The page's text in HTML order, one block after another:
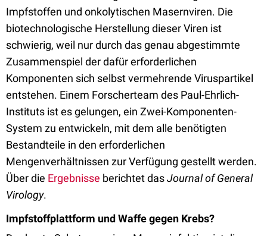
Impfstoffen und onkolytischen Masernviren. Die
biotechnologische Herstellung dieser Viren ist
schwierig, weil nur durch das genau abgestimmte
Zusammenspiel der dafür erforderlichen
Komponenten sich selbst vermehrende Viruspartikel
entstehen. Einem Forscherteam des Paul-Ehrlich-
Instituts ist es gelungen, ein Zwei-Komponenten-
System zu entwickeln, mit dem alle benötigten
Bestandteile in den erforderlichen
Mengenverhältnissen zur Verfügung gestellt werden.
Über die Ergebnisse berichtet dasJournal of General
Virology.
Impfstoffplattform und Waffe gegen Krebs?